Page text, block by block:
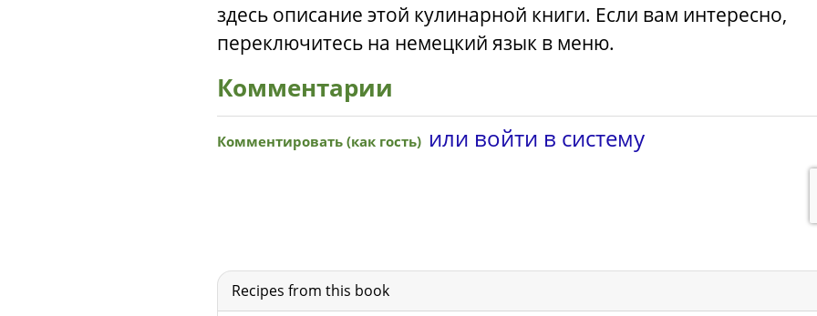
здесь описание этой кулинарной книги. Если вам интересно,
переключитесь на немецкий язык в меню.
Комментарии
Recipes from this book